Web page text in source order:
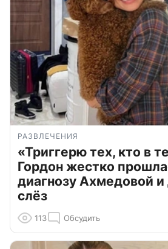
РАЗВЛЕЧЕНИЯ
«Триггерю тех, кто в
Гордон жестко
диагнозу Ахмедовой
слёз
113 Обсудить